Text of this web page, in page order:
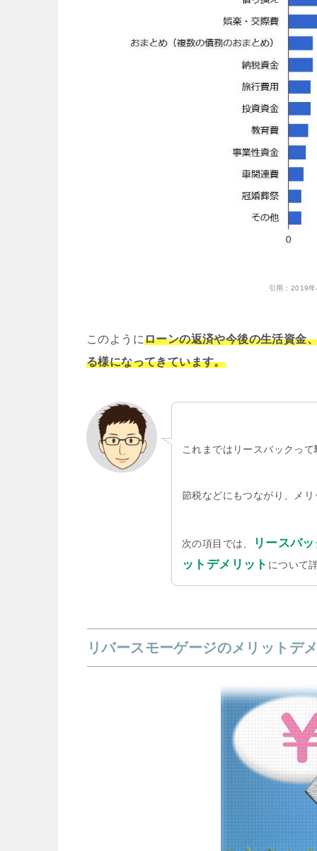
引用： 2019年
このようにローンの返済や今後の生活資金
る様になってきています。
これまではリースバックっ
節税などにもつながり、メ
次の項目では、
リースバ
ットデメリット について
リバースモーゲージのメリットデ